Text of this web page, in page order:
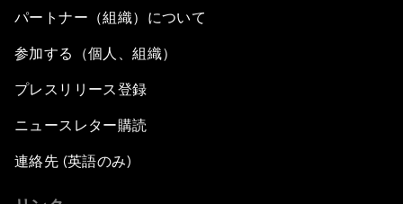
パートナー（組織）について
参加する（個人、組織）
プレスリリース登録
ニュースレター購読
連絡先 (英語のみ)